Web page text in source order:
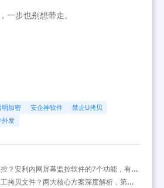
一步也别想带走。
明加密 安企神软件
禁止U拷贝
外发
控？安利内网屏幕监控软件的7个功能，有效
拷贝文件？两大核心方案深度解析，第一